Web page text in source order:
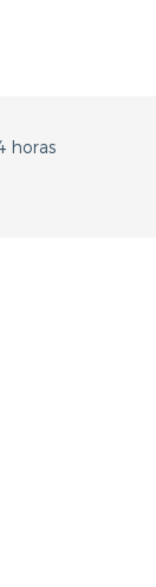
horas